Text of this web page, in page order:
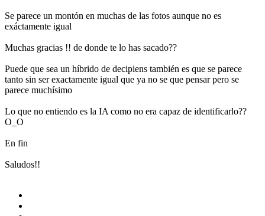
Se parece un montón en muchas de las fotos aunque no es
exáctamente igual
Muchas gracias !! de donde te lo has sacado??
Puede que sea un híbrido de decipiens también es que se parece
tanto sin ser exactamente igual que ya no se que pensar pero se
parece muchísimo
Lo que no entiendo es la IA como no era capaz de identificarlo??
O_O
En fin
Saludos!!